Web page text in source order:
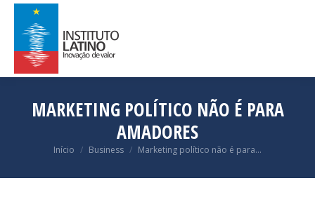
MARKETING POLÍTICO NÃO É PARA
AMADORES
Você está aqui:
Início Business Marketing político não é para…